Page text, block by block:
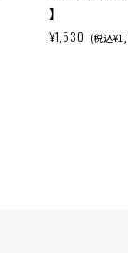
】
¥1,530 (税込